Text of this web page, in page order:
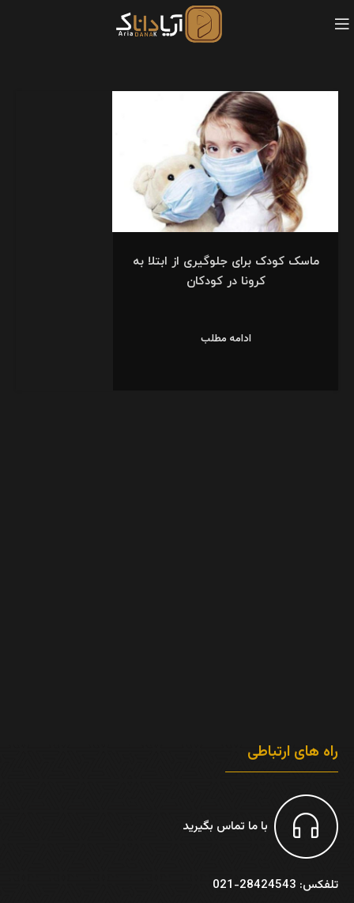
ماسک کودک برای جلوگیری از ابتلا به
کرونا در کودکان
ادامه مطلب
راه های ارتباطی
با ما تماس بگیرید
تلفکس: 28424543-021